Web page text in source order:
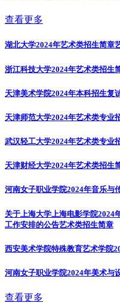
查看更多
湖北大学2024年艺术类招生简章
浙江科技大学2024年艺术类招生
天津美术学院2024年本科招生复
天津师范大学2024年艺术类专业
武汉轻工大学2024年艺术类专业
天津财经大学2024年艺术类招生
河南女子职业学院2024年音乐与
关于上海大学上海电影学院2024
工作安排的公告艺术类招生简章
西安美术学院特殊教育艺术学院
河南女子职业学院2024年美术与
查看更多